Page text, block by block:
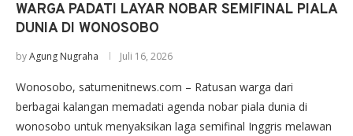
WARGA PADATI LAYAR NOBAR SEMIFINAL PIALA
DUNIA DI WONOSOBO
byAgung Nugraha Juli 16, 2026
Wonosobo, satumenitnews.com – Ratusan warga dari
berbagai kalangan memadati agenda nobar piala dunia di
wonosobo untuk menyaksikan laga semifinal Inggris melawan